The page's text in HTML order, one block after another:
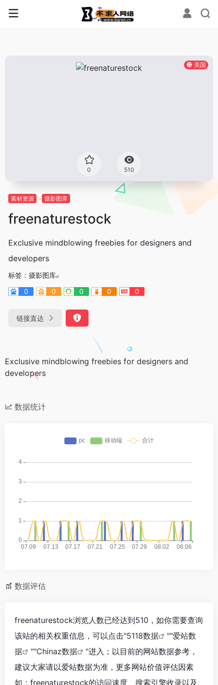
美国
0 510
素材资源 摄影图库
freenaturestock
Exclusive mindblowing freebies for designers and
developers
标签： 摄影图库
0
0 0 0 0
链接直达
Exclusive mindblowing freebies for designers and
developers
数据统计
数据评估
freenaturestock浏览人数已经达到510，如你需要查询
该站的相关权重信息，可以点击"5118数据 ""爱站数
据
""Chinaz数据
"进入；以目前的网站数据参考，
建议大家请以爱站数据为准，更多网站价值评估因素
如：freenaturestock的访问速度、搜索引擎收录以及